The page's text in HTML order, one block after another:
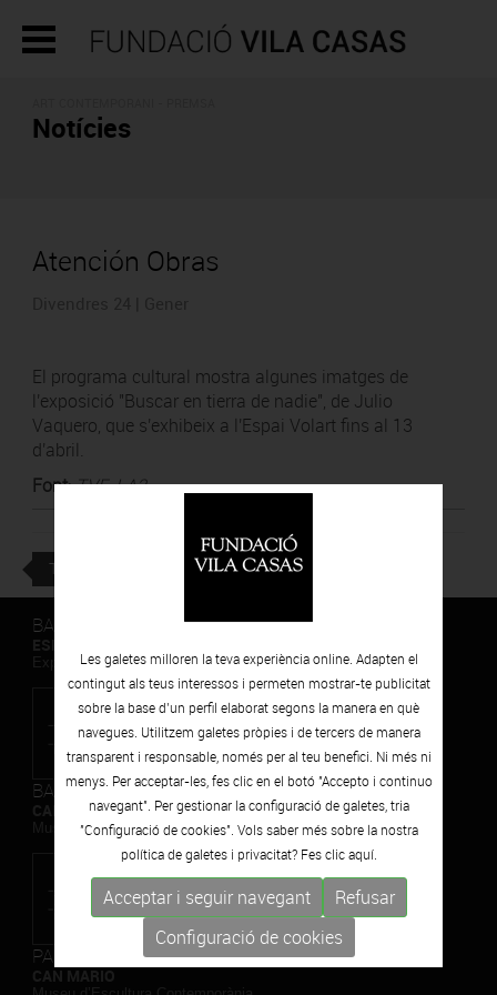
Notícies
Atención Obras
El programa cultural mostra algunes imatges de
l'exposició "Buscar en tierra de nadie", de Julio
Vaquero, que s'exhibeix a l'Espai Volart fins al 13
d'abril.
Font:TVE-LA2
TORNAR
BARCELONA
Exposicions Temporals d'Art Contemporani
BARCELONA
CAN FRAMIS
Museu de Pintura Contemporània
PALAFRUGELL
Les galetes milloren la teva experiència online. Adapten el
contingut als teus interessos i permeten mostrar-te publicitat
sobre la base d’un perfil elaborat segons la manera en què
navegues. Utilitzem galetes pròpies i de tercers de manera
transparent i responsable, només per al teu benefici. Ni més ni
menys. Per acceptar-les, fes clic en el botó "Accepto i continuo
navegant". Per gestionar la configuració de galetes, tria
"Configuració de cookies". Vols saber més sobre la nostra
política de galetes i privacitat? Fes clicaquí.
Acceptar i seguir navegant
Refusar
Configuració de cookies